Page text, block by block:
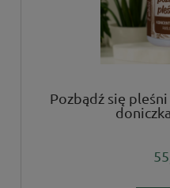
Pozbądź się